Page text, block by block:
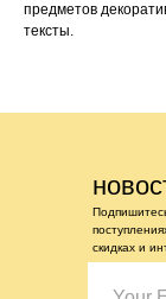
предметов
тексты.
скидках и